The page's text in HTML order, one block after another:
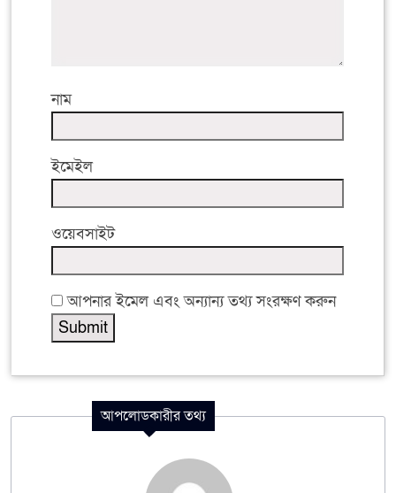
নাম
ইমেইল
ওয়েবসাইট
আপনার ইমেল এবং অন্যান্য তথ্য সংরক্ষণ করুন
আপলোডকারীর তথ্য